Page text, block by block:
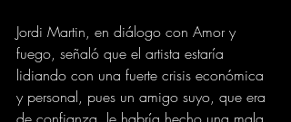
Jordi Martin, en diálogo con Amor y
fuego, señaló que el artista estaría
lidiando con una fuerte crisis económica
y personal, pues un amigo suyo, que era